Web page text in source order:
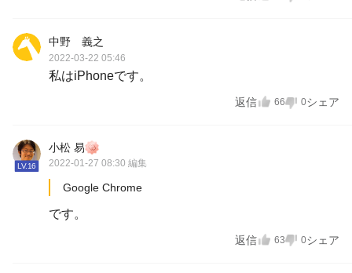
中野 義之
2022-03-22 05:46
私はiPhoneです。
返信 66 0シェア
LV.16
小松 易
2022-01-27 08:30 編集
Google Chrome
です。
返信 63 0シェア